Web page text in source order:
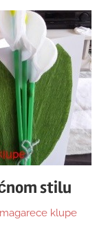
stilu
klupe